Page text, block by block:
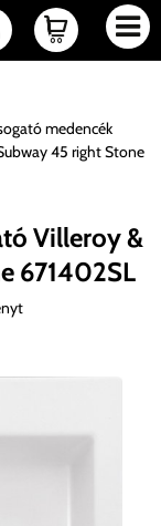
medencék
45 right Stone
Villeroy &
671402SL